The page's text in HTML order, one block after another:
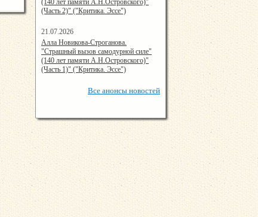
(140 лет памяти А.Н.Островского)"
(Часть 2)" ("Критика. Эссе")
21.07.2026
15:08:00
Алла Новикова-Строганова.
"Страшный вызов самодурной силе"
(140 лет памяти А.Н.Островского)"
(Часть 1)" ("Критика. Эссе")
Все анонсы новостей